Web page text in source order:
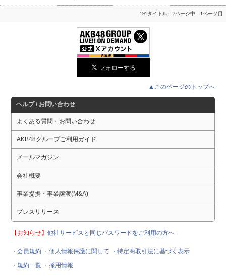
191タイトル 7ページ中 1ページ目
▲このページのトップへ
ヘルプ / お問い合わせ
よくある質問・お問い合わせ
AKB48グループご利用ガイド
メールマガジン
会社概要
事業提携・事業譲渡(M&A)
プレスリリース
【お知らせ】他社サービスと同じパスワードをご利用の方へ
・会員規約 ・個人情報保護に関して
・特定商取引法に基づく表示
・規約一覧 ・採用情報